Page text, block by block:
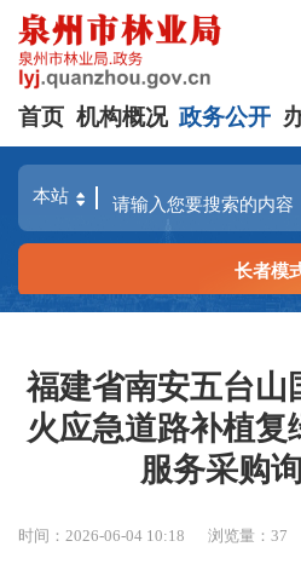
首页 机构概况 政务公开
长者模
福建省南安五台山
火应急道路补植复
服务采购
时间：2026-06-04 10:18 浏览量：37